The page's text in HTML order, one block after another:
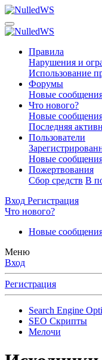
Правила
Нарушения и
Использование
Форумы
Новые
Что нового?
Новые
Последняя
Пользователи
Новые
Пожертвования
Сбор средств В
Вход Регистрация
Что нового?
Новые
Меню
Вход
Регистрация
Search Engine
SEO Скрипты
Мелочи